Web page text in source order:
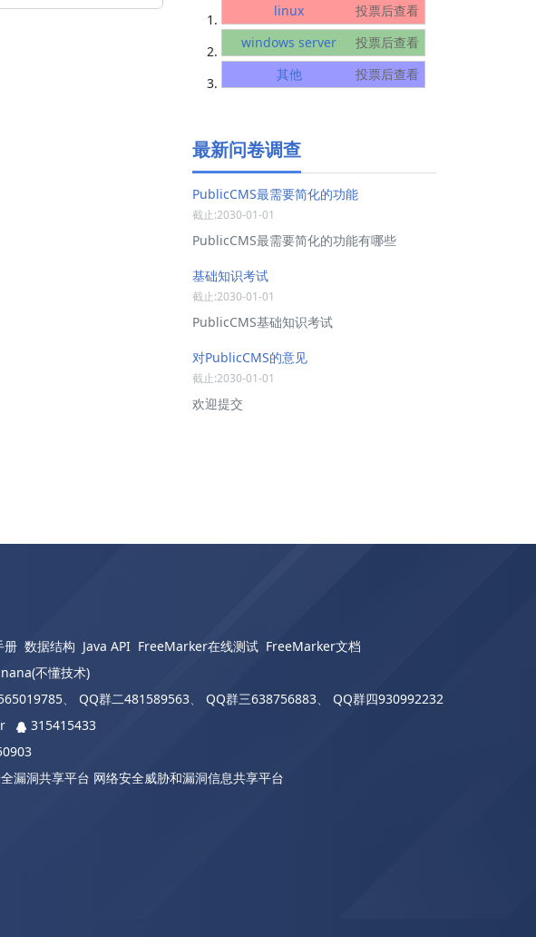
linux
投票后查看
windows server
投票后查看
其他
投票后查看
最新问卷调查
PublicCMS最需要简化的功能
截止:2030-01-01
PublicCMS最需要简化的功能有哪些
基础知识考试
截止:2030-01-01
PublicCMS基础知识考试
对PublicCMS的意见
截止:2030-01-01
欢迎提交
册 数据结构 Java API FreeMarker在线测试 FreeMarker文档
不懂技术)
、 QQ群二481589563、 QQ群三638756883、 QQ群四930992232
315415433
漏洞共享平台 网络安全威胁和漏洞信息共享平台